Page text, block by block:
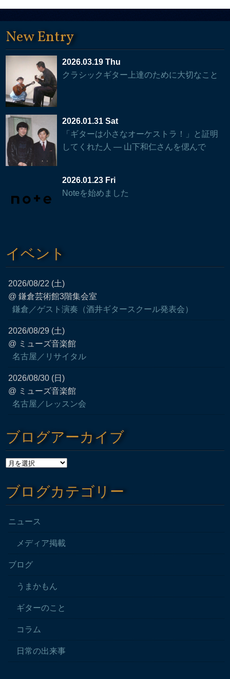
New Entry
2026.03.19 Thu
クラシックギター上達のために大切なこと
2026.01.31 Sat
「ギターは小さなオーケストラ！」と証明
してくれた人 — 山下和仁さんを偲んで
2026.01.23 Fri
Noteを始めました
イベント
2026/08/22 (土)
@ 鎌倉芸術館3階集会室
鎌倉／ゲスト演奏（酒井ギタースクール発表会）
2026/08/29 (土)
@ ミューズ音楽館
名古屋／リサイタル
2026/08/30 (日)
@ ミューズ音楽館
名古屋／レッスン会
ブログアーカイブ
ブログカテゴリー
ニュース
メディア掲載
ブログ
うまかもん
ギターのこと
コラム
日常の出来事